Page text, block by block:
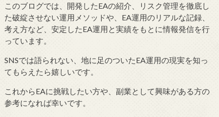
このブログでは、開発したEAの紹介、リスク管理を徹底し
た破綻させない運用メソッドや、EA運用のリアルな記録、
考え方など、安定したEA運用と実績をもとに情報発信を行
っています。
SNSでは語られない、地に足のついたEA運用の現実を知っ
てもらえたら嬉しいです。
これからEAに挑戦したい方や、副業として興味がある方の
参考になれば幸いです。